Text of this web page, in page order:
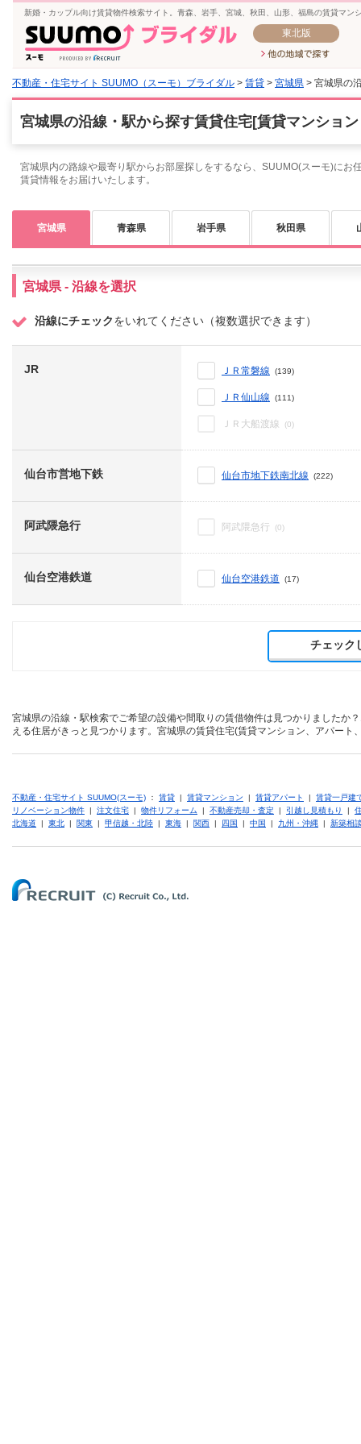
新婚・カップル向け賃貸物件検索サイト。青森、岩手、宮城、秋田、山形、福島の賃貸マン
東北版
不動産・住宅サイト SUUMO（スーモ）ブライダル > 賃貸 > 宮城県 > 宮城県の
宮城県の沿線・駅から探す賃貸住宅[賃貸マンショ
宮城県内の路線や最寄り駅からお部屋探しをするなら、SUUMO(スーモ)に
賃貸情報をお届けいたします。
宮城県 青森県 岩手県 秋田県
宮城県 - 沿線を選択
沿線にチェックをいれてください（複数選択できます）
JR ＪＲ常磐線 (139)
ＪＲ仙山線 (111)
ＪＲ大船渡線 (0)
仙台市営地下鉄 仙台市地下鉄南北線 (222)
阿武隈急行 阿武隈急行 (0)
仙台空港鉄道 仙台空港鉄道 (17)
チェック
宮城県の沿線・駅検索でご希望の設備や間取りの賃借物件は見つかりましたか
える住居がきっと見つかります。宮城県の賃貸住宅(賃貸マンション、アパー
不動産・住宅サイト SUUMO(スーモ) ： 賃貸 | 賃貸マンション | 賃貸アパート | 賃貸一戸建
リノベーション物件 | 注文住宅 | 物件リフォーム | 不動産売却・査定 | 引越し見積もり |
北海道 | 東北 | 関東 | 甲信越・北陸 | 東海 | 関西 | 四国 | 中国 | 九州・沖縄 | 新築相